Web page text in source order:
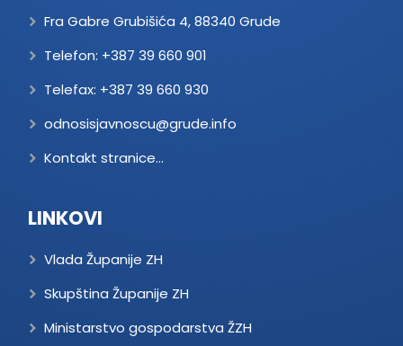
Fra Gabre Grubišića 4, 88340 Grude
Telefon: +387 39 660 901
Telefax: +387 39 660 930
odnosisjavnoscu@grude.info
Kontakt stranice...
LINKOVI
Vlada Županije ZH
Skupština Županije ZH
Ministarstvo gospodarstva ŽZH